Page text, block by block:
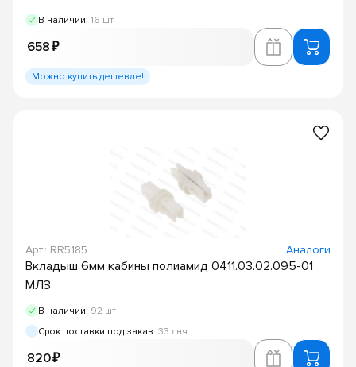
В наличии: 16 шт
658 ₽
Можно купить дешевле!
Арт.: RR5185 Аналоги
Вкладыш 6мм кабины полиамид 0411.03.02.095-01
МЛЗ
В наличии: 92 шт
Срок поставки под заказ: 33 дня
820 ₽